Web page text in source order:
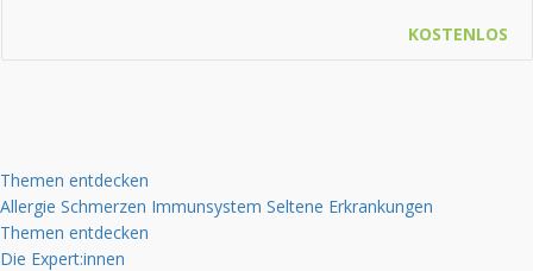
KOSTENLOS
Themen entdecken
Allergie Schmerzen Immunsystem Seltene Erkrankungen
Themen entdecken
Die Expert:innen